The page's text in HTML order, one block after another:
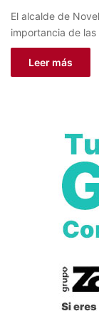
El alcalde de
importancia de
Leer más